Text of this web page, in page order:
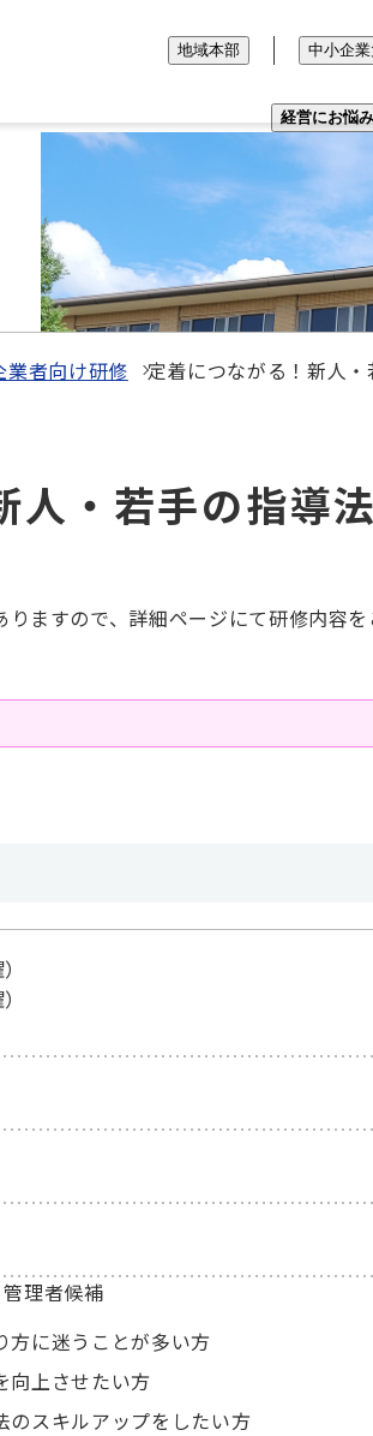
経営にお悩
地域本部 中小企
業者向け研修 定着につながる！新人
人・若手の指導
ますので、詳細ページにて研修内容
理者候補
方に迷うことが多い方
向上させたい方
のスキルアップをしたい方